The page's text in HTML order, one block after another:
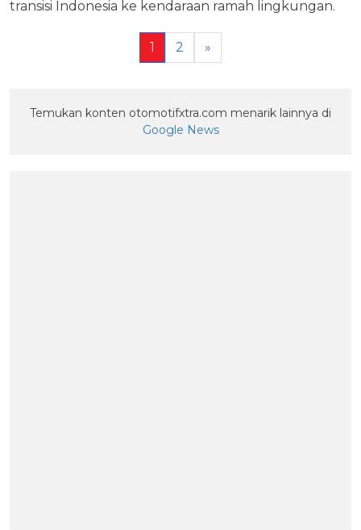
transisi Indonesia ke kendaraan ramah lingkungan.
1 2 »
Temukan konten otomotifxtra.com menarik lainnya di
Google News